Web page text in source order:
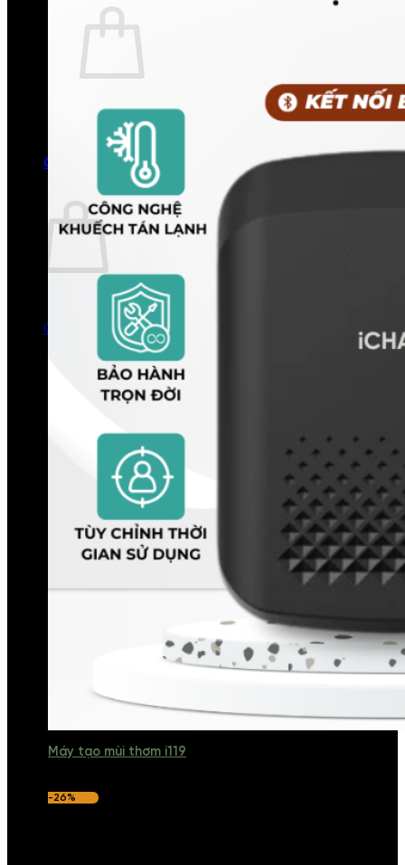
Chưa có sản phẩm trong giỏ hàng.
Quay trở lại cửa hàng
0
Giỏ hàng
Chưa có sản phẩm trong giỏ hàng.
Quay trở lại cửa hàng
Máy tạo mùi thơm i119
-26%